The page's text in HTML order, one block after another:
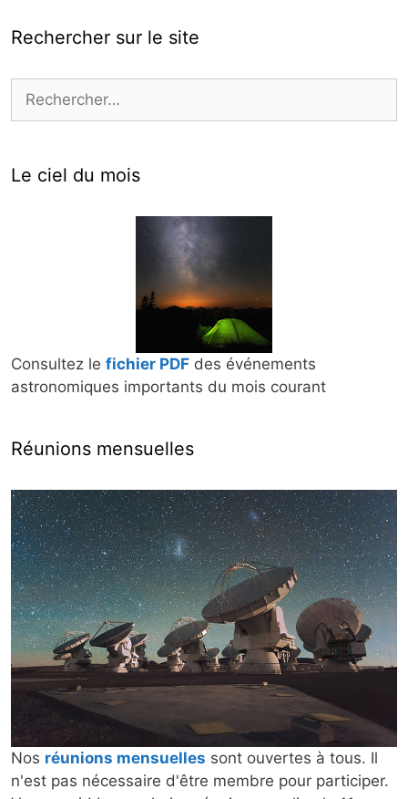
Rechercher sur le site
Le ciel du mois
Consultez le fichier PDF des événements
astronomiques importants du mois courant
Réunions mensuelles
Nos réunions mensuelles sont ouvertes à tous. Il
n'est pas nécessaire d'être membre pour participer.